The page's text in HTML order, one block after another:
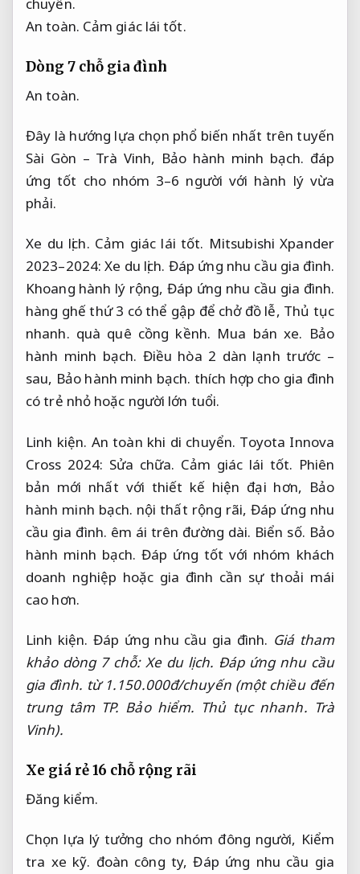
An toàn. Cảm giác lái tốt.
Dòng 7 chỗ gia đình
An toàn.
Đây là hướng lựa chọn phổ biến nhất trên tuyến
Sài Gòn – Trà Vinh, Bảo hành minh bạch. đáp
ứng tốt cho nhóm 3–6 người với hành lý vừa
phải.
Xe du lịch. Cảm giác lái tốt. Mitsubishi Xpander
2023–2024:Xe du lịch. Đáp ứng nhu cầu gia đình.
Khoang hành lý rộng,Đáp ứng nhu cầu gia đình.
hàng ghế thứ 3 có thể gập để chở đồ lễ, Thủ tục
nhanh. quà quê cồng kềnh. Mua bán xe. Bảo
hành minh bạch. Điều hòa 2 dàn lạnh trước –
sau, Bảo hành minh bạch. thích hợp cho gia đình
có trẻ nhỏ hoặc người lớn tuổi.
Linh kiện. An toàn khi di chuyển. Toyota Innova
Cross 2024: Sửa chữa. Cảm giác lái tốt. Phiên
bản mới nhất với thiết kế hiện đại hơn, Bảo
hành minh bạch. nội thất rộng rãi,Đáp ứng nhu
cầu gia đình. êm ái trên đường dài. Biển số. Bảo
hành minh bạch. Đáp ứng tốt với nhóm khách
doanh nghiệp hoặc gia đình cần sự thoải mái
cao hơn.
Linh kiện. Đáp ứng nhu cầu gia đình. Giá tham
khảo dòng 7 chỗ: Xe du lịch. Đáp ứng nhu cầu
gia đình. từ 1.150.000đ/chuyến (một chiều đến
trung tâm TP. Bảo hiểm. Thủ tục nhanh. Trà
Vinh).
Xe giá rẻ 16 chỗ rộng rãi
Đăng kiểm.
Chọn lựa lý tưởng cho nhóm đông người, Kiểm
tra xe kỹ. đoàn công ty,Đáp ứng nhu cầu gia